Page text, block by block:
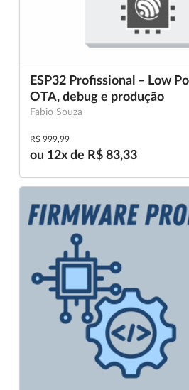
ESP32 Profissional – Low
OTA, debug e produção
Fabio Souza
R$ 999,99
ou 12x de R$ 83,33